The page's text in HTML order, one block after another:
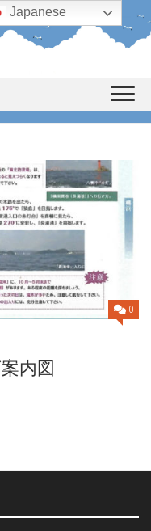
0
内図
Japanese